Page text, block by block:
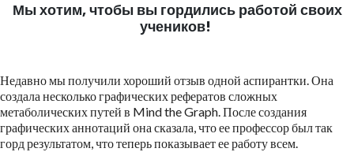
Мы хотим, чтобы вы гордились работой своих
учеников!
Недавно мы получили хороший отзыв одной аспирантки. Она
создала несколько графических рефератов сложных
метаболических путей в Mind the Graph. После создания
графических аннотаций она сказала, что ее профессор был так
горд результатом, что теперь показывает ее работу всем.